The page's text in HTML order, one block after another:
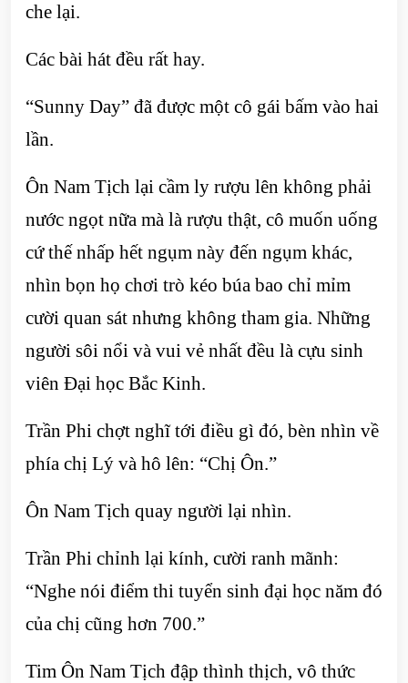
che lại.
Các bài hát đều rất hay.
“Sunny Day” đã được một cô gái bấm vào hai
lần.
Ôn Nam Tịch lại cầm ly rượu lên không phải
nước ngọt nữa mà là rượu thật, cô muốn uống
cứ thế nhấp hết ngụm này đến ngụm khác,
nhìn bọn họ chơi trò kéo búa bao chỉ mỉm
cười quan sát nhưng không tham gia. Những
người sôi nổi và vui vẻ nhất đều là cựu sinh
viên Đại học Bắc Kinh.
Trần Phi chợt nghĩ tới điều gì đó, bèn nhìn về
phía chị Lý và hô lên: “Chị Ôn.”
Ôn Nam Tịch quay người lại nhìn.
Trần Phi chỉnh lại kính, cười ranh mãnh:
“Nghe nói điểm thi tuyển sinh đại học năm đó
của chị cũng hơn 700.”
Tim Ôn Nam Tịch đập thình thịch, vô thức